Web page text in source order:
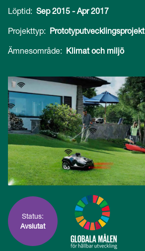
Löptid: Sep 2015 - Apr 2017
Projekttyp: Prototyputvecklingsprojekt
Ämnesområde: Klimat och miljö
Status:
Avslutat